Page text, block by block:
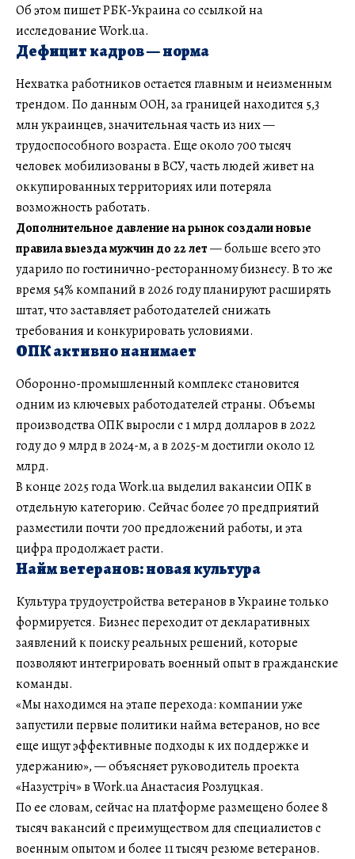
Об этом пишет РБК-Украина со ссылкой на
исследование Work.ua.
Дефицит кадров — норма
Нехватка работников остается главным и неизменным
трендом. По данным ООН, за границей находится 5,3
млн украинцев, значительная часть из них —
трудоспособного возраста. Еще около 700 тысяч
человек мобилизованы в ВСУ, часть людей живет на
оккупированных территориях или потеряла
возможность работать.
Дополнительное давление на рынок создали новые
правила выезда мужчин до 22 лет— больше всего это
ударило по гостинично-ресторанному бизнесу. В то же
время 54% компаний в 2026 году планируют расширять
штат, что заставляет работодателей снижать
требования и конкурировать условиями.
ОПК активно нанимает
Оборонно-промышленный комплекс становится
одним из ключевых работодателей страны. Объемы
производства ОПК выросли с 1 млрд долларов в 2022
году до 9 млрд в 2024-м, а в 2025-м достигли около 12
млрд.
В конце 2025 года Work.ua выделил вакансии ОПК в
отдельную категорию. Сейчас более 70 предприятий
разместили почти 700 предложений работы, и эта
цифра продолжает расти.
Найм ветеранов: новая культура
Культура трудоустройства ветеранов в Украине только
формируется. Бизнес переходит от декларативных
заявлений к поиску реальных решений, которые
позволяют интегрировать военный опыт в гражданские
команды.
«Мы находимся на этапе перехода: компании уже
запустили первые политики найма ветеранов, но все
еще ищут эффективные подходы к их поддержке и
удержанию», — объясняет руководитель проекта
«Назустріч» в Work.ua Анастасия Розлуцкая.
По ее словам, сейчас на платформе размещено более 8
тысяч вакансий с преимуществом для специалистов с
военным опытом и более 11 тысяч резюме ветеранов.